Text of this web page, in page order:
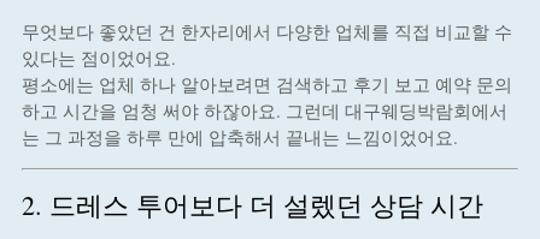
무엇보다 좋았던 건 한자리에서 다양한 업체를 직접 비교할 수
있다는 점이었어요.
평소에는 업체 하나 알아보려면 검색하고 후기 보고 예약 문의
하고 시간을 엄청 써야 하잖아요. 그런데 대구웨딩박람회에서
는 그 과정을 하루 만에 압축해서 끝내는 느낌이었어요.
2. 드레스 투어보다 더 설렜던 상담 시간